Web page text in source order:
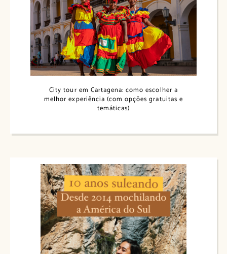
City tour em Cartagena: como escolher a
melhor experiência (com opções gratuitas e
temáticas)